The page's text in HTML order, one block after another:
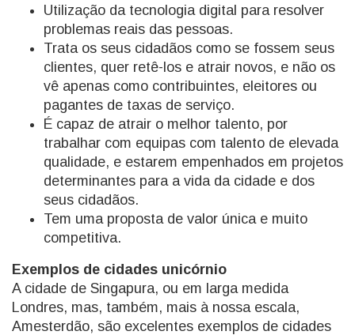
Utilização da tecnologia digital para resolver
problemas reais das pessoas.
Trata os seus cidadãos como se fossem seus
clientes, quer retê-los e atrair novos, e não os
vê apenas como contribuintes, eleitores ou
pagantes de taxas de serviço.
É capaz de atrair o melhor talento, por
trabalhar com equipas com talento de elevada
qualidade, e estarem empenhados em projetos
determinantes para a vida da cidade e dos
seus cidadãos.
Tem uma proposta de valor única e muito
competitiva.
Exemplos de cidades unicórnio
A cidade de Singapura, ou em larga medida
Londres, mas, também, mais à nossa escala,
Amesterdão, são excelentes exemplos de cidades